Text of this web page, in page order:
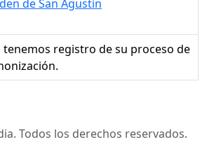
de San Agustín
tenemos registro de su proceso de
Todos los derechos reservados.